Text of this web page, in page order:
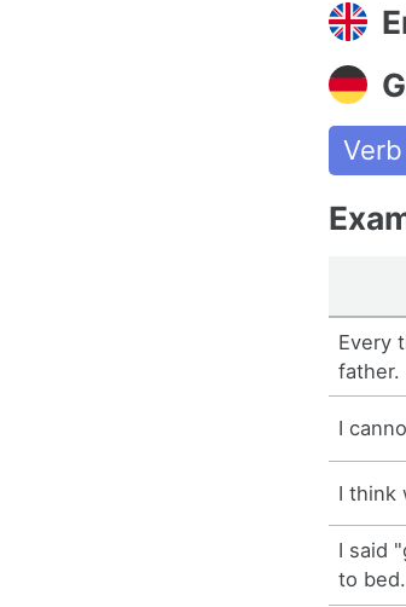
Verb
Every
father.
I
I think
I said
to bed.